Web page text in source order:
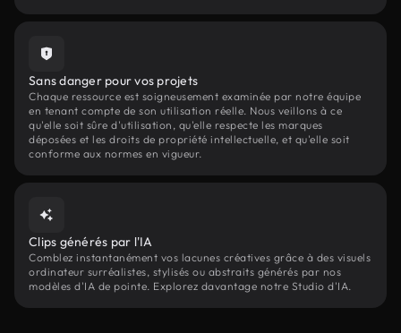
Sans danger pour vos projets
Chaque ressource est soigneusement examinée par notre équipe
en tenant compte de son utilisation réelle. Nous veillons à ce
qu'elle soit sûre d'utilisation, qu'elle respecte les marques
déposées et les droits de propriété intellectuelle, et qu'elle soit
conforme aux normes en vigueur.
Clips générés par l'IA
Comblez instantanément vos lacunes créatives grâce à des visuels
ordinateur surréalistes, stylisés ou abstraits générés par nos
modèles d'IA de pointe. Explorez davantage notre Studio d'IA.